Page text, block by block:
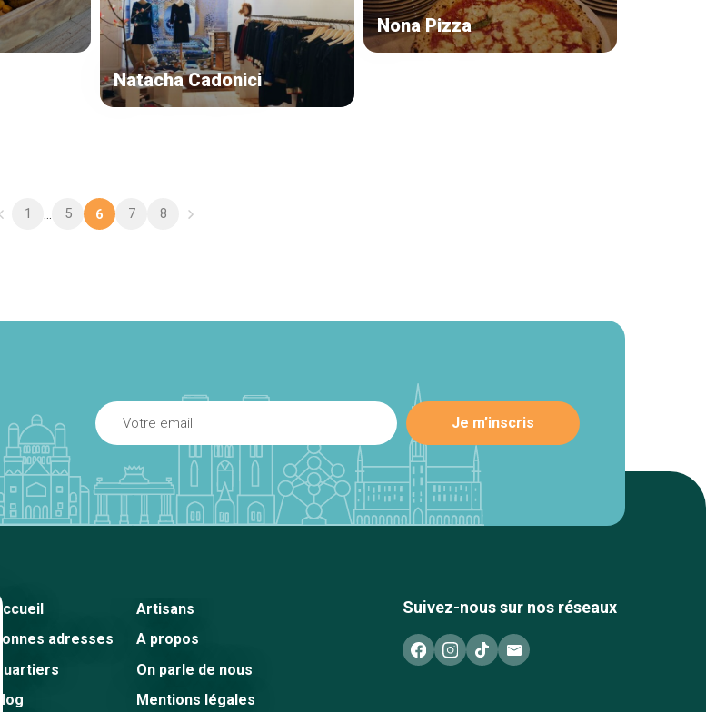
Nona Pizza
Natacha Cadonici
1 5 6 7 8
Accueil
Bonnes adresses
Quartiers
Blog
Artisans
A propos
On parle de nous
Mentions légales
Suivez-nous sur nos réseaux